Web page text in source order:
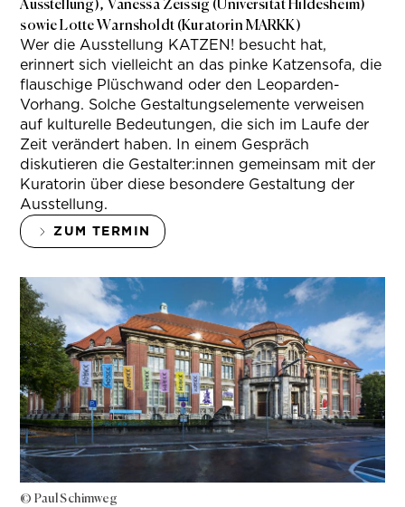
Ausstellung), Vanessa Zeissig (Universität Hildesheim)
sowie Lotte Warnsholdt (Kuratorin MARKK)
Wer die Ausstellung KATZEN! besucht hat,
erinnert sich vielleicht an das pinke Katzensofa, die
flauschige Plüschwand oder den Leoparden-
Vorhang. Solche Gestaltungselemente verweisen
auf kulturelle Bedeutungen, die sich im Laufe der
Zeit verändert haben. In einem Gespräch
diskutieren die Gestalter:innen gemeinsam mit der
Kuratorin über diese besondere Gestaltung der
Ausstellung.
ZUM TERMIN
© Paul Schimweg